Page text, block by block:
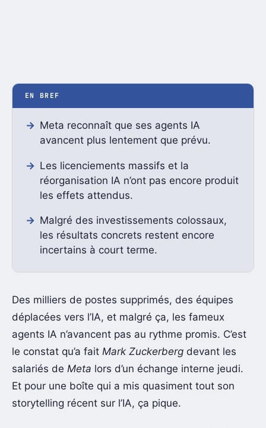
EN BREF
Meta reconnaît que ses agents IA
avancent plus lentement que prévu.
Les licenciements massifs et la
réorganisation IA n’ont pas encore produit
les effets attendus.
Malgré des investissements colossaux,
les résultats concrets restent encore
incertains à court terme.
Des milliers de postes supprimés, des équipes
déplacées vers l’IA, et malgré ça, les fameux
agents IA n’avancent pas au rythme promis. C’est
le constat qu’a fait Mark Zuckerberg devant les
salariés de Meta lors d’un échange interne jeudi.
Et pour une boîte qui a mis quasiment tout son
storytelling récent sur l’IA, ça pique.